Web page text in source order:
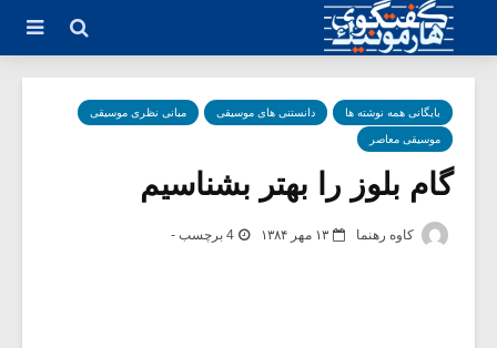
بایگانی همه نوشته ها دانستنی های موسیقی مبانی نظری موسیقی
موسیقی معاصر
گام بلوز را بهتر بشناسیم
کاوه رهنما ۱۳ مهر ۱۳۸۴ 4 برچسب -